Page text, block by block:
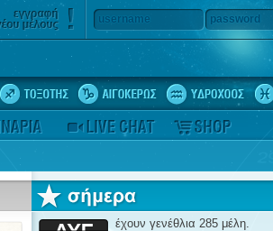
username password
έχουν γενέθλια 285 μέλη.